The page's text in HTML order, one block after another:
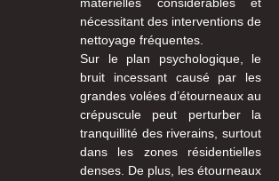
matérielles considérables et
nécessitant des interventions de
nettoyage fréquentes.
Sur le plan psychologique, le
bruit incessant causé par les
grandes volées d’étourneaux au
crépuscule peut perturber la
tranquillité des riverains, surtout
dans les zones résidentielles
denses. De plus, les étourneaux